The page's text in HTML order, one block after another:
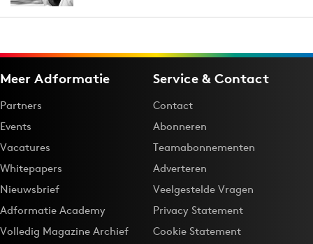
Meer Adformatie
Partners
Events
Vacatures
Whitepapers
Nieuwsbrief
Adformatie Academy
Volledig Magazine Archief
Service & Contact
Contact
Abonneren
Teamabonnementen
Adverteren
Veelgestelde Vragen
Privacy Statement
Cookie Statement